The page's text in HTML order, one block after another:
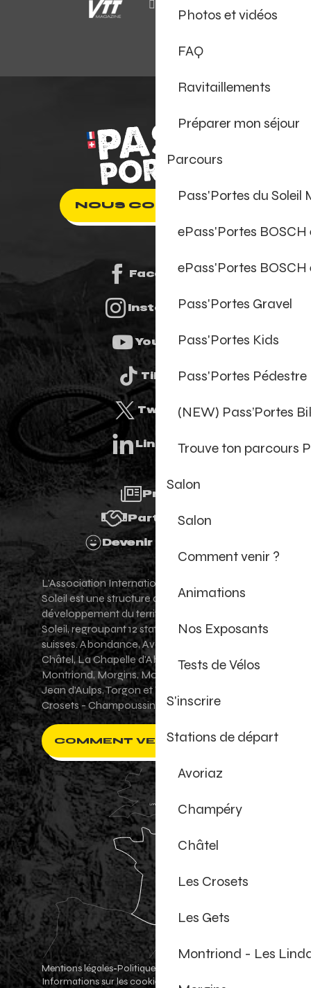
Photos et vidéos
FAQ
Ravitaillements
Préparer mon séjour
Parcours
Pass'Portes du Soleil
ePass'Portes
ePass'Portes
Pass'Portes Gravel
Pass'Portes Kids
Pass'Portes Pédestre
(NEW) Pass’Portes
Trouve ton parcours
Salon
Salon
Comment venir ?
Animations
Nos Exposants
Tests de Vélos
S'inscrire
Stations de départ
Avoriaz
Champéry
Châtel
Les Crosets
Les Gets
Montriond - Les
NOUS CONTACTER
Facebook
Instagram
Youtube
Tiktok
Twitter
Linkedin
Presse
Partenaires
Devenir Bénévole
L'Association Internationale des Portes du
Soleil est une structure de promotion et de
développement du territoire des Portes du
Soleil, regroupant 12 stations villages franco-
suisses. Abondance, Avoriaz 1800, Champéry,
Châtel, La Chapelle d'Abondance, Les Gets,
Montriond, Morgins, Morzine-Avoriaz, Saint-
Jean d'Aulps, Torgon et Val-d'Illiez - Les
Crosets - Champoussin.
COMMENT VENIR ?
Mentions légales-Politique de confidentialité
Informations sur les cookies